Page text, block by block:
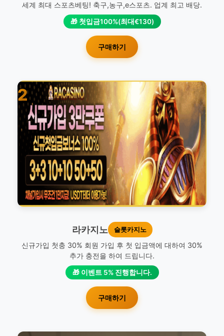
세계 최대 스포츠베팅! 축구,농구,e스포츠. 업계 최고 배당.
🎁 첫입금100%(최대€130)
구매하기
2
라카지노 슬롯카지노
신규가입 첫충 30% 회원 가입 후 첫 입금액에 대하여 30%
추가 충전을 하여 드립니다.
🎁 이벤트 5% 진행합니다.
구매하기